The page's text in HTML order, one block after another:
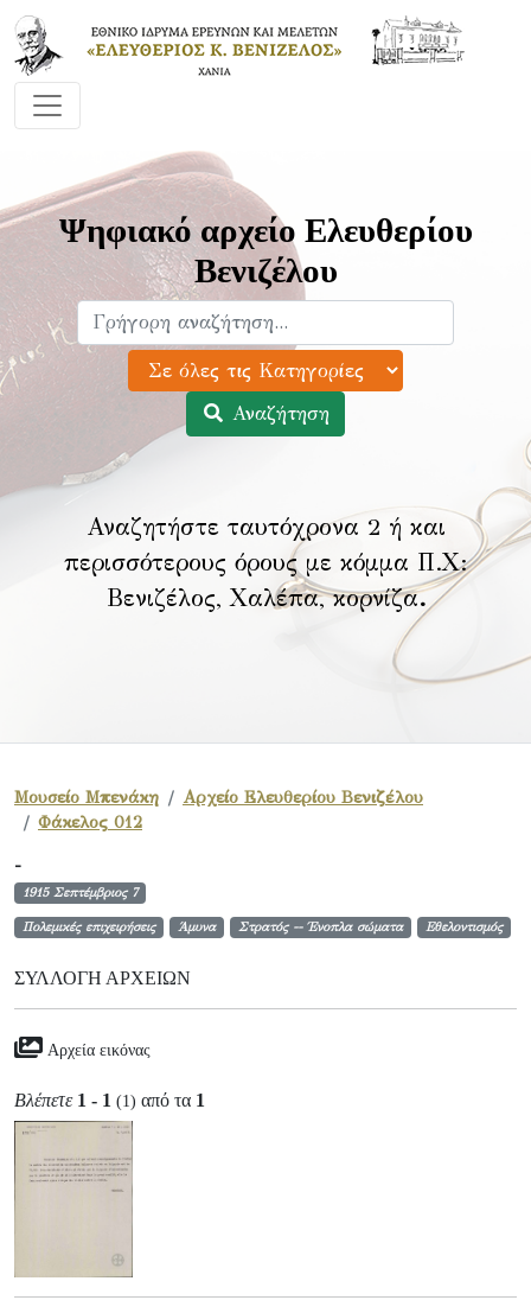
Ψηφιακό αρχείο Ελευθερίου
Βενιζέλου
Αναζήτηση
Αναζητήστε ταυτόχρονα 2 ή και
περισσότερους όρους με κόμμα Π.Χ:
Βενιζέλος, Χαλέπα, κορνίζα.
Μουσείο Μπενάκη
Αρχείο Ελευθερίου Βενιζέλου
Φάκελος 012
-
1915 Σεπτέμβριος 7
Πολεμικές επιχειρήσεις Άμυνα Στρατός -- Ένοπλα σώματα Εθελοντισμός
ΣΥΛΛΟΓΉ ΑΡΧΕΊΩΝ
Αρχεία εικόνας
Βλέπετε 1 - 1 (1) από τα 1